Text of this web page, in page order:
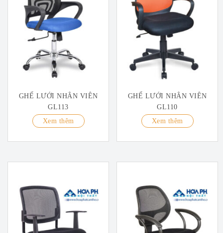
GHẾ LƯỚI NHÂN VIÊN
GL113
Xem thêm
GHẾ LƯỚI NHÂN VIÊN
GL110
Xem thêm